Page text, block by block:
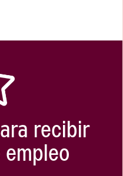
recibir